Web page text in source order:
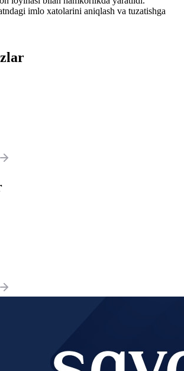
imlo xatolarini aniqlash va tuzatishga